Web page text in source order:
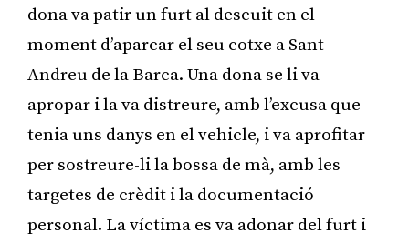
dona va patir un furt al descuit en el
moment d’aparcar el seu cotxe a Sant
Andreu de la Barca. Una dona se li va
apropar i la va distreure, amb l’excusa que
tenia uns danys en el vehicle, i va aprofitar
per sostreure-li la bossa de mà, amb les
targetes de crèdit i la documentació
personal. La víctima es va adonar del furt i